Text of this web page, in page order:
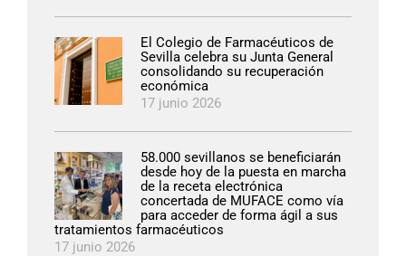
El Colegio de Farmacéuticos de
Sevilla celebra su Junta General
consolidando su recuperación
económica
17 junio 2026
58.000 sevillanos se beneficiarán
desde hoy de la puesta en marcha
de la receta electrónica
concertada de MUFACE como vía
para acceder de forma ágil a sus
tratamientos farmacéuticos
17 junio 2026